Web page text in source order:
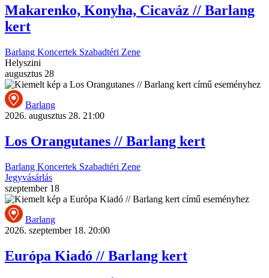
Makarenko, Konyha, Cicaváz // Barlang
kert
Barlang Koncertek Szabadtéri Zene
Helyszini
augusztus 28
Barlang
2026. augusztus 28. 21:00
Los Orangutanes // Barlang kert
Barlang Koncertek Szabadtéri Zene
Jegyvásárlás
szeptember 18
Barlang
2026. szeptember 18. 20:00
Európa Kiadó // Barlang kert